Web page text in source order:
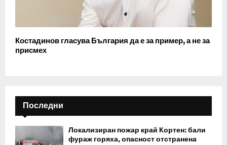
Костадинов гласува България да е за пример, а не за
присмех
Последни
Локализиран пожар край Кортен: бали
фураж горяха, опасност отстранена